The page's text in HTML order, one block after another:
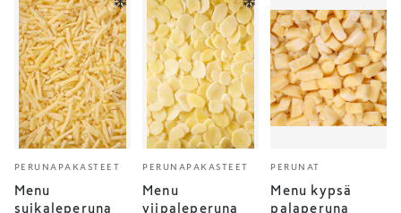
PERUNAPAKASTEET
Menu
suikaleperuna
PERUNAPAKASTEET
Menu
viipaleperuna
PERUNAT
Menu kypsä
palaperuna